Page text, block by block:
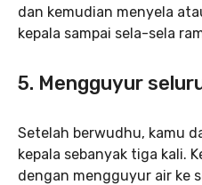
dan kemudian menyela
kepala sampai sela-sela
5. Mengguyur
Setelah berwudhu, kamu
kepala sebanyak tiga kali.
dengan mengguyur air ke